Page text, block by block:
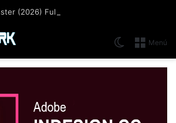
(2026) Full Español [Mega]
Menú
Switch skin